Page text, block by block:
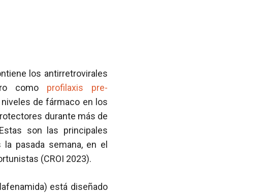
los antirretrovirales
como profilaxis pre-
de fármaco en los
durante más de
son las principales
pasada semana, en el
(CROI 2023).
está diseñado